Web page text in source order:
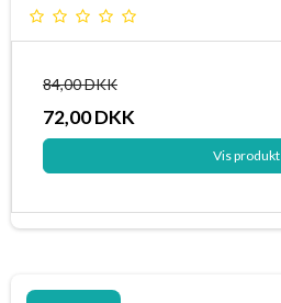
84,00 DKK
72,00 DKK
Vis produkt